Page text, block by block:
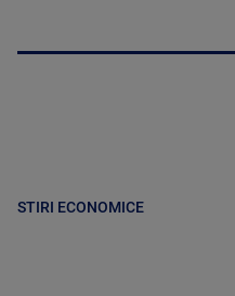
STIRI ECONOMICE